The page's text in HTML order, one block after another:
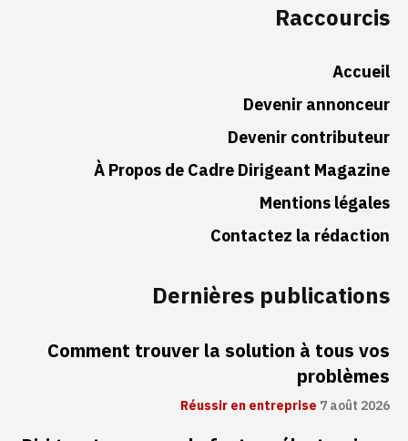
Raccourcis
Accueil
Devenir annonceur
Devenir contributeur
À Propos de Cadre Dirigeant Magazine
Mentions légales
Contactez la rédaction
Dernières publications
Comment trouver la solution à tous vos
problèmes
Réussir en entreprise 7 août 2026